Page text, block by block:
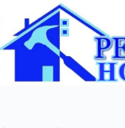
вмісту